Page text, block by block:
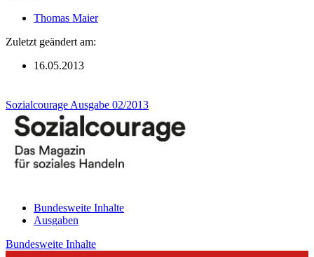
Thomas Maier
Zuletzt geändert am:
16.05.2013
Sozialcourage Ausgabe 02/2013
Bundesweite Inhalte
Ausgaben
Bundesweite Inhalte